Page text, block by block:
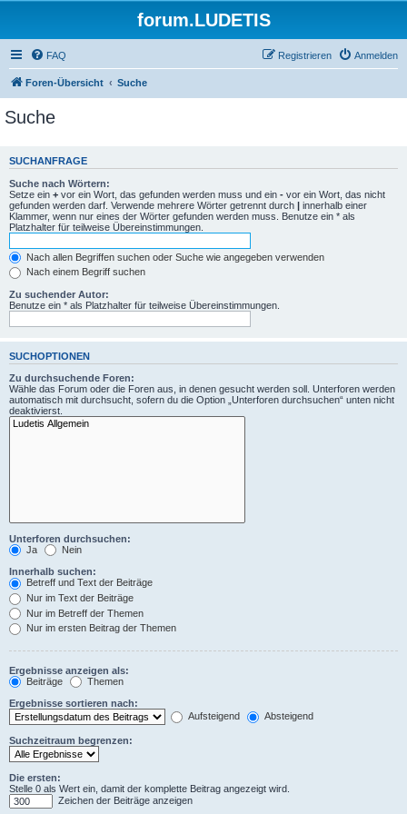
forum.LUDETIS
FAQ Anmelden
Registrieren
Foren-Übersicht Suche
Suche
SUCHANFRAGE
Suche nach Wörtern:
Setze ein + vor ein Wort, das gefunden werden muss und ein - vor ein Wort, das nicht
gefunden werden darf. Verwende mehrere Wörter getrennt durch | innerhalb einer
Klammer, wenn nur eines der Wörter gefunden werden muss. Benutze ein * als
Platzhalter für teilweise Übereinstimmungen.
Nach allen Begriffen suchen oder Suche wie angegeben verwenden
Nach einem Begriff suchen
Zu suchender Autor:
Benutze ein * als Platzhalter für teilweise Übereinstimmungen.
SUCHOPTIONEN
Zu durchsuchende Foren:
Wähle das Forum oder die Foren aus, in denen gesucht werden soll. Unterforen werden
automatisch mit durchsucht, sofern du die Option „Unterforen durchsuchen“ unten nicht
deaktivierst.
Unterforen durchsuchen:
Ja
Nein
Innerhalb suchen:
Betreff und Text der Beiträge
Nur im Text der Beiträge
Nur im Betreff der Themen
Nur im ersten Beitrag der Themen
Ergebnisse anzeigen als:
Beiträge
Themen
Ergebnisse sortieren nach:
Aufsteigend
Absteigend
Suchzeitraum begrenzen:
Die ersten:
Stelle 0 als Wert ein, damit der komplette Beitrag angezeigt wird.
Zeichen der Beiträge anzeigen